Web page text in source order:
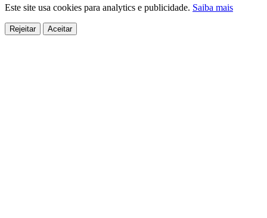
Este site usa cookies para analytics e publicidade. Saiba mais
Rejeitar Aceitar